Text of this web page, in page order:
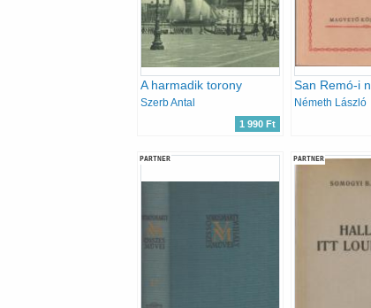
A harmadik torony
Szerb Antal
1 990 Ft
Németh László
PARTNER PARTNER